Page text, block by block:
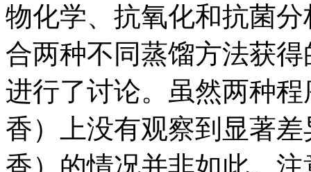
物化学、抗氧化和抗菌
合两种不同蒸馏方法获
进行了讨论。虽然两种程
香）上没有观察到显著差
香）的情况并非如此。